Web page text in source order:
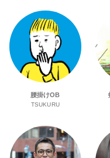
腰掛けOB
TSUKURU